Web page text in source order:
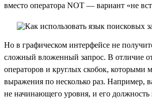
вместо оператора NOT — вариант «не
Но в графическом интерфейсе не
сложный вложенный запрос. В отличие
операторов и круглых скобок, которыми
выражения по несколько раз. Например,
не начинающего уровня, и его должность